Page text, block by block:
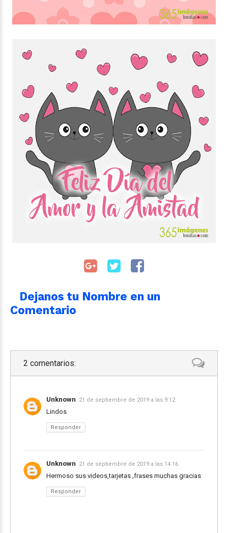
Dejanos tu Nombre en un
Comentario
2 comentarios:
Unknown 21 de septiembre de 2019 a las 9:12
Lindos
Responder
Unknown 21 de septiembre de 2019 a las 14:16
Hermoso sus videos,tarjetas ,frases muchas gracias
Responder